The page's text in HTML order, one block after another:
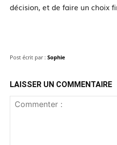
décision, et de faire un choix
Post écrit par : Sophie
LAISSER UN COMMENTAIRE